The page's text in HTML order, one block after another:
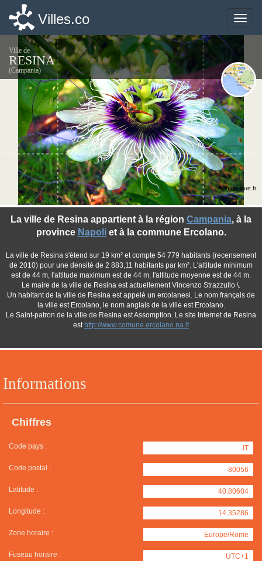
Toggle
Villes.co
Ville de
RESINA
(Campania)
Informations
Chiffres
Code pays : IT
Code postal : 80056
Latitude : 40.80604
Longitude : 14.35286
Zone horaire : Europe/Rome
Fuseau horaire : UTC+1
La ville de Resina appartient à la région Campania, à la
province Napoliet à la commune Ercolano.
La ville de Resina s'étend sur 19 km² et compte 54 779 habitants (recensement
de 2010) pour une densité de 2 883,11 habitants par km². L'altitude minimum
est de 44 m, l'altitude maximum est de 44 m, l'altitude moyenne est de 44 m.
Le maire de la ville de Resina est actuellement Vincenzo Strazzullo \.
Un habitant de la ville de Resina est appelé un ercolanesi. Le nom français de
la ville est Ercolano, le nom anglais de la ville est Ercolano.
Le Saint-patron de la ville de Resina est Assomption. Le site Internet de Resina
est http://www.comune.ercolano.na.it
©photo-libre.fr
Toggle
Villes.co